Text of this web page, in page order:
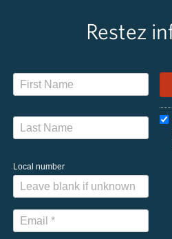
Restez
Local number